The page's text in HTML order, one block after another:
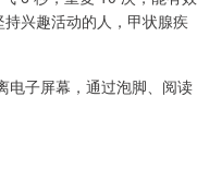
兴趣活动的人，甲状腺疾
电子屏幕，通过泡脚、阅读